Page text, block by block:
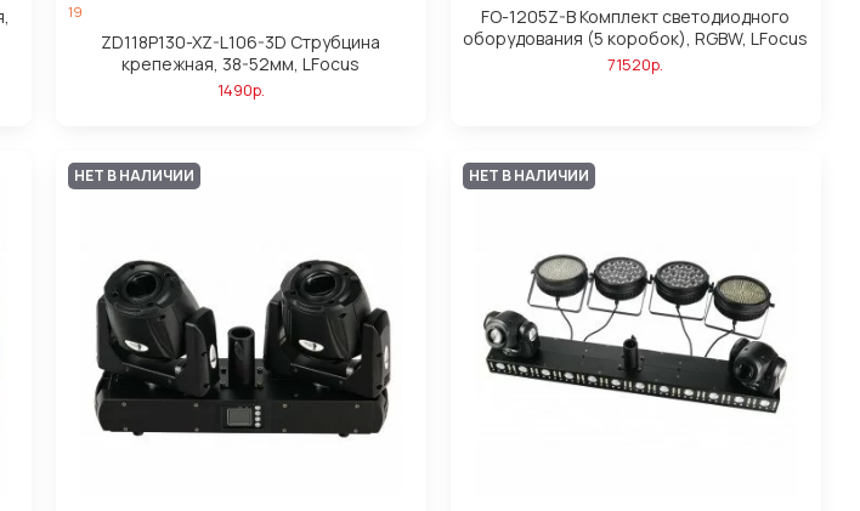
19
ZD118P130-XZ-L106-3D Струбцина
крепежная, 38-52мм, LFocus
1490р.
FO-1205Z-B Комплект светодиодного
оборудования (5 коробок), RGBW, LFocus
71520р.
НЕТ В НАЛИЧИИ НЕТ В НАЛИЧИИ